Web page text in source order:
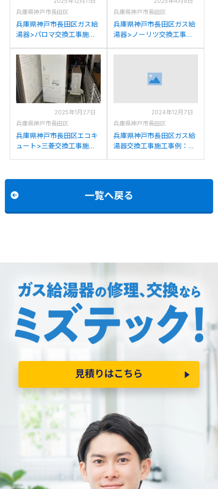
兵庫県神戸市長田区
兵庫県神戸市長田区ガス給
湯器>パロマ交換工事施工
からパロマFH-2023SAW-1
への交換
兵庫県神戸市長田区
兵庫県神戸市長田区ガス給
湯器>ノーリツ交換工事施
1650SAWXからノーリツ
2025年1月27日
兵庫県神戸市長田区
兵庫県神戸市長田区エコキ
ュート>三菱交換工事施工
2024年12月7日
兵庫県神戸市長田区
兵庫県神戸市長田区ガス給
湯器交換工事施工事例：ノ
一覧へ戻る
見積りはこちら